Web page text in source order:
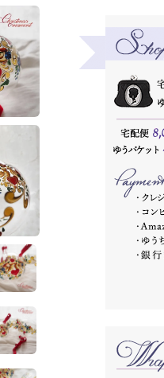
い雑貨
ーク
雑貨
雑貨
雑貨